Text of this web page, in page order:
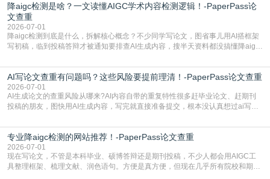
降aigc检测是啥？一文读懂AIGC学术内容检测逻辑！-PaperPass论
文查重
2026-07-01
降aigc检测到底是什么，拆解核心概念？不少同学写论文，图省事儿用AI搭框架
写初稿，临到投稿答辩才被通知要排查AI生成内容，搜半天资料都没搞懂降aigc
怕是已经入行的科研人员，不少人也搞不清降aigc检测是啥，对相关要求摸不
准。其实，降aigc检测是伴随AIGC工具在学术领域普及诞生的新需求，核心是为
了满足现在高校、期刊对AI生
AI写论文查重有问题吗？这些风险要提前理清！-PaperPass论文查重
2026-07-01
AI生成论文的查重风险从哪来?AI内容自带的重复特性很多赶毕业论文、赶期刊
投稿的朋友，图快用AI生成内容，写完就直接准备提交，根本没认真想过ai写论
自带不可忽视的查重风险。AI训练依赖海量公开的文本数据，生成内容本质是基
于训练数据的概率拼接，不是从零开始的原创创作。生成过程中，很容易复用已
有的高频公共表述，甚至直接拼接已经公开
专业降aigc检测的网站推荐！-PaperPass论文查重
2026-07-01
现在写论文，不管是本科毕业、硕博答辩还是期刊投稿，不少人都会用AIGC工
具整理框架、梳理文献、润色语句。方便是真方便，但现在几乎所有院校和期刊